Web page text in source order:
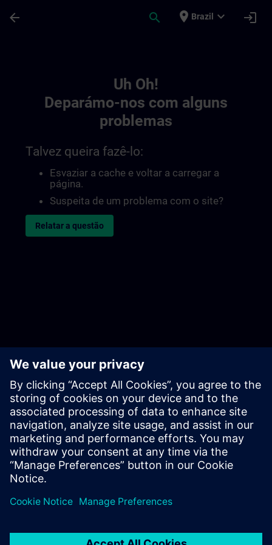
arrow_back search place Brazil expand_more login
Uh Oh!
Deparámo-nos com alguns
problemas
Talvez queira fazê-lo:
Esvaziar a cache e voltar a carregar a
página.
Suspeita de um problema com o site?
Relatar a questão